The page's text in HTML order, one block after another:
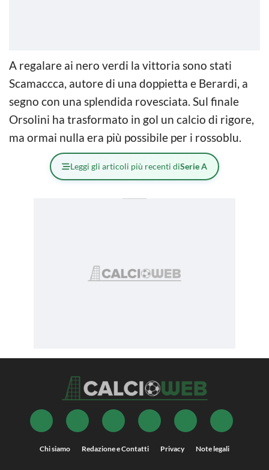
A regalare ai nero verdi la vittoria sono stati
Scamaccca, autore di una doppietta e Berardi, a
segno con una splendida rovesciata. Sul finale
Orsolini ha trasformato in gol un calcio di rigore,
ma ormai nulla era più possibile per i rossoblu.
Leggi gli articoli più recenti diSerie A
Chi siamo Redazione e Contatti Privacy Note legali